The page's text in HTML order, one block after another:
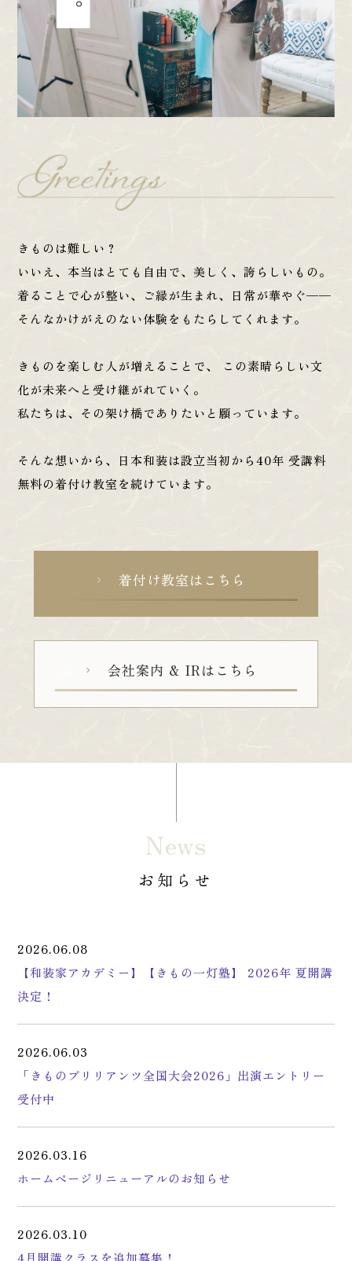
きものは難しい？
いいえ、本当はとても自由で、美しく、誇らしいもの。
着ることで心が整い、ご縁が生まれ、日常が華やぐ——
そんなかけがえのない体験をもたらしてくれます。
きものを楽しむ人が増えることで、
この素晴らしい文
化が未来へと受け継がれていく。
私たちは、その架け橋でありたいと願っています。
そんな想いから、日本和装は設立当初から40年 受講料
無料の着付け教室を続けています。
chevron_right 着付け教室はこちら
chevron_right 会社案内 & IRはこちら
News
お知らせ
2026.06.08
【和装家アカデミー】【きもの一灯塾】 2026年 夏開講
決定！
2026.06.03
「きものブリリアンツ全国大会2026」出演エントリー
受付中
2026.03.16
ホームページリニューアルのお知らせ
2026.03.10
4月開講クラスを追加募集！